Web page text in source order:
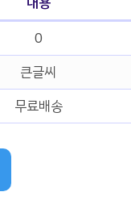
0
큰글씨
무료배송